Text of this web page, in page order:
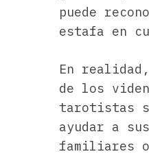
puede
estafa en
En
de los
tarotistas
ayudar a
familiares o